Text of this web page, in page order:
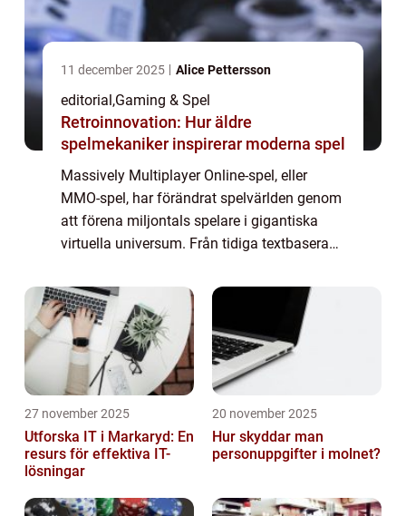
11 december 2025 Alice Pettersson
editorial ,Gaming & Spel
Retroinnovation: Hur äldre
spelmekaniker inspirerar moderna spel
Massively Multiplayer Online-spel, eller
MMO-spel, har förändrat spelvärlden genom
att förena miljontals spelare i gigantiska
virtuella universum. Från tidiga textbaserade
soc...
27 november 2025
Utforska IT i Markaryd: En
resurs för effektiva IT-
lösningar
20 november 2025
Hur skyddar man
personuppgifter i molnet?